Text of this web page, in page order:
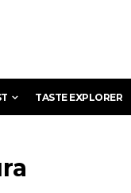
TASTE EXPLORER